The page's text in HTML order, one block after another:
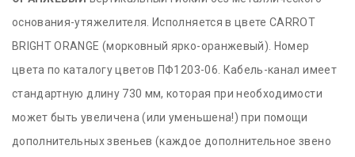
основания-утяжелителя. Исполняется в цвете CARROT
BRIGHT ORANGE (морковный ярко-оранжевый). Номер
цвета по каталогу цветов ПФ1203-06. Кабель-канал имеет
стандартную длину 730 мм, которая при необходимости
может быть увеличена (или уменьшена!) при помощи
дополнительных звеньев (каждое дополнительное звено